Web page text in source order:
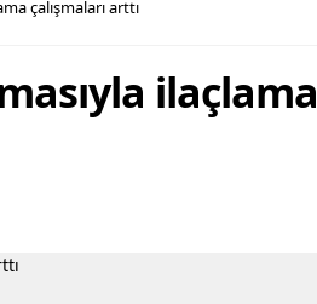
çalışmaları arttı
ilaçlama